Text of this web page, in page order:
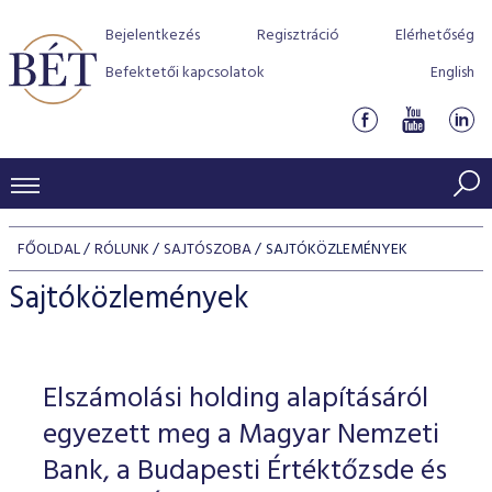
Bejelentkezés Regisztráció
Elérhetőség
Befektetői kapcsolatok
English
KERESKEDÉSI ADATOK
INDEXEK
Jelzáloglevél indexek
Vállalati kötvény indexek
Azonnali Piac
Részvények
Származékos piac
BEFEKTETŐK
Részvény szekció
Hitelpapír szekció
BÉT szabályzatok
Befektetővédelem
Alkalmazott díjstruktúra
Elszámolás
Részvény és vállalati kötvény tőzsdei bevezetését
program
BÉT Xtend - Részvénypiac egyszerűen
TŐZSDETAGOK
Tőzsdetagok, üzletkötők
VENDOROK
FŐOLDAL RÓLUNK SAJTÓSZOBA SAJTÓKÖZLEMÉNYEK
Sajtóközlemények
Elszámolási holding alapításáról
egyezett meg a Magyar Nemzeti
Bank, a Budapesti Értéktőzsde és